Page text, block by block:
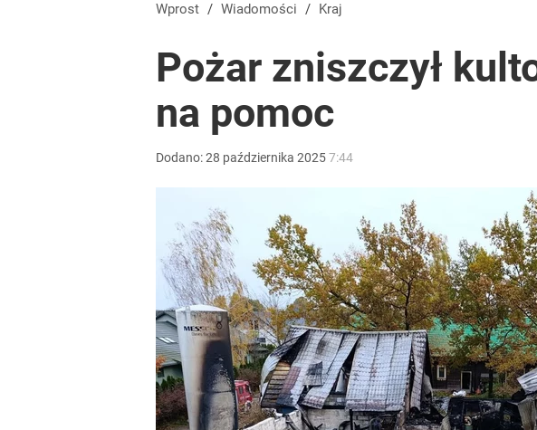
Wprost / Wiadomości / Kraj
Pożar zniszczył
na pomoc
Dodano:28 października 20257:44